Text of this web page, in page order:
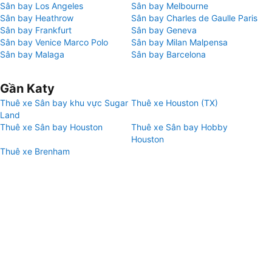
Sân bay Los Angeles
Sân bay Melbourne
Sân bay Heathrow
Sân bay Charles de Gaulle Paris
Sân bay Frankfurt
Sân bay Geneva
Sân bay Venice Marco Polo
Sân bay Milan Malpensa
Sân bay Malaga
Sân bay Barcelona
Gần Katy
Thuê xe Sân bay khu vực Sugar
Land
Thuê xe Houston (TX)
Thuê xe Sân bay Houston
Thuê xe Sân bay Hobby
Houston
Thuê xe Brenham